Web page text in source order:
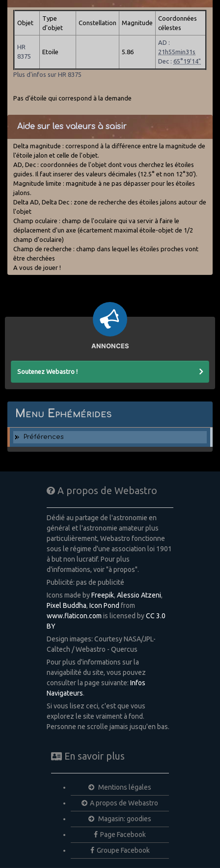
Objet
Type
d'objet
Constellation Magnitude
Coordonnées
célestes
HR
8375
Etoile 5.86
AD :
21h55min31s
Dec : 65°19'14"
Plus d'infos sur HR 8375
Pas d'étoile qui correspond à la demande
Aide sur les valeurs à saisir
Delta magnitude : correspond à la différence entre la magnitude de
l'étoile jalon et celle de l'objet.
AD, Dec : coordonnées de l'objet dont vous cherchez les étoiles
guides. Il faut inserer des valeurs décimales (12.5° et non 12°30').
Magnitude limite : magnitude à ne pas dépasser pour les étoiles
jalons.
Delta AD, Delta Dec : zone de recherche des étoiles jalons autour de
l'objet
Champ oculaire : champ de l'oculaire qui va servir à faire le
déplacement d'un axe (écartement maximal étoile-objet de 1/2
champ d'oculaire)
Champ de recherche : champ dans lequel les étoiles proches vont
être cherchées
A vous de jouer !
ANNONCES
Soutenez Webastro !
Menu Ephémérides
Préférences
A propos de Webastro
Dédié au partage de l'astronomie en
général et l'astronomie amateur plus
particulièrement, Webastro fonctionne
sous le régime d'une association loi 1901
à but non lucratif. Pour plus
d'informations, voir "à propos".
Publicité: pas de publicité
Icons made byFreepik, Alessio Atzeni,
Pixel Buddha, Icon Pond from
www.flaticon.com is licensed byCC 3.0
BY
Design images: Courtesy NASA/JPL-
Caltech / Webastro - Quercus
Pour plus d'informations sur la
navigabilité du site, vous pouvez
consulter la page suivante: Infos
Navigateurs.
Si vous lisez ceci, c'est que vous
explorez le site vraiment à fond.
Personne ne scrolle jamais jusqu'en bas.
En savoir plus
Mentions légales
A propos de Webastro
Magasin: goodies
Page Facebook
Groupe Facebook